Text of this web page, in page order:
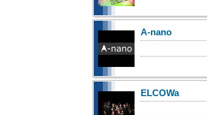
A-nano
ELCOWa